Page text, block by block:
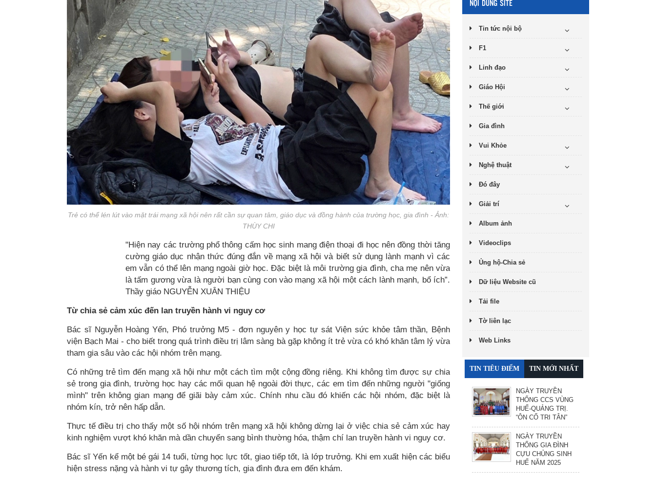
Trẻ có thể lén lút vào mặt trái mạng xã hội nên rất cần sự quan tâm, giáo dục và đồng hành của trường học, gia đình - Ảnh:
THÙY CHI
"Hiện nay các trường phổ thông cấm học sinh mang điện thoại đi học nên đồng thời tăng
cường giáo dục nhận thức đúng đắn về mạng xã hội và biết sử dụng lành mạnh vì các
em vẫn có thể lên mạng ngoài giờ học. Đặc biệt là môi trường gia đình, cha mẹ nên vừa
là tấm gương vừa là người bạn cùng con vào mạng xã hội một cách lành mạnh, bổ ích”.
Thầy giáo NGUYỄN XUÂN THIỆU
Từ chia sẻ cảm xúc đến lan truyền hành vi nguy cơ
Bác sĩ Nguyễn Hoàng Yến, Phó trưởng M5 - đơn nguyên y học tự sát Viện sức khỏe tâm thần, Bệnh
viện Bạch Mai - cho biết trong quá trình điều trị lâm sàng bà gặp không ít trẻ vừa có khó khăn tâm lý vừa
tham gia sâu vào các hội nhóm trên mạng.
Có những trẻ tìm đến mạng xã hội như một cách tìm một cộng đồng riêng. Khi không tìm được sự chia
sẻ trong gia đình, trường học hay các mối quan hệ ngoài đời thực, các em tìm đến những người "giống
mình" trên không gian mạng để giãi bày cảm xúc. Chính nhu cầu đó khiến các hội nhóm, đặc biệt là
nhóm kín, trở nên hấp dẫn.
Thực tế điều trị cho thấy một số hội nhóm trên mạng xã hội không dừng lại ở việc chia sẻ cảm xúc hay
kinh nghiệm vượt khó khăn mà dần chuyển sang bình thường hóa, thậm chí lan truyền hành vi nguy cơ.
Bác sĩ Yến kể một bé gái 14 tuổi, từng học lực tốt, giao tiếp tốt, là lớp trưởng. Khi em xuất hiện các biểu
hiện stress nặng và hành vi tự gây thương tích, gia đình đưa em đến khám.
NỘI DUNG SITE
Tin tức nội bộ
F1
Linh đạo
Giáo Hội
Thế giới
Gia đình
Vui Khỏe
Nghệ thuật
Đó đây
Giải trí
Album ảnh
Videoclips
Ủng hộ-Chia sẻ
Dữ liệu Website cũ
Tải file
Tờ liên lạc
Web Links
TIN TIÊU ĐIỂM TIN MỚI NHẤT
NGÀY TRUYỀN
THỐNG CCS VÙNG
HUẾ-QUẢNG TRỊ.
“ÔN CỐ TRI TÂN”
NGÀY TRUYỀN
THỐNG GIA ĐÌNH
CỰU CHỦNG SINH
HUẾ NĂM 2025